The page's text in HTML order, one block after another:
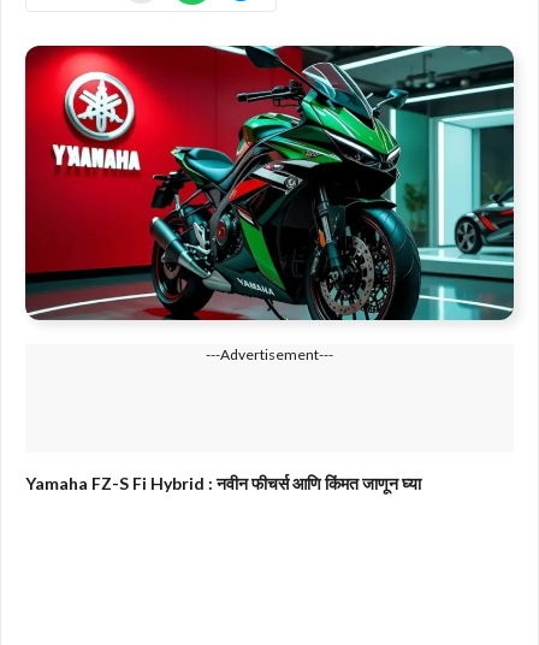
---Advertisement---
Yamaha FZ-S Fi Hybrid : नवीन फीचर्स आणि किंमत जाणून घ्या